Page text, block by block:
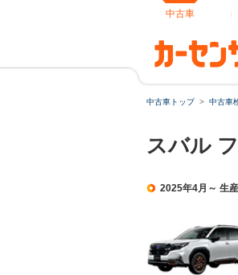
中古車
中古車トップ 中古車
スバル
2025年4月～ 生